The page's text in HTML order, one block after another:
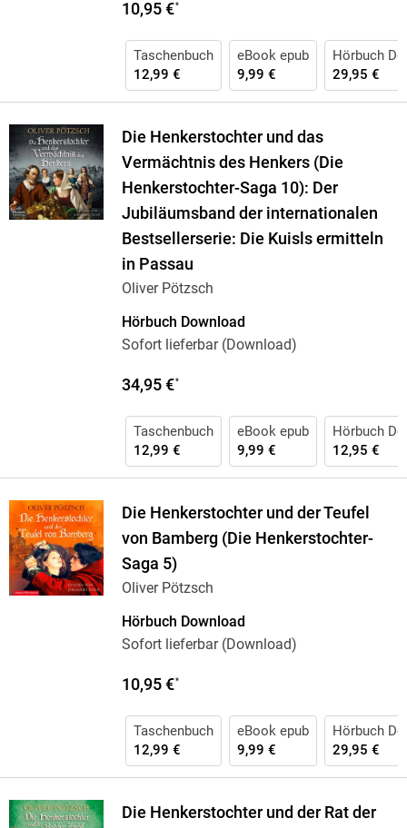
10,95 €*
Taschenbuch
12,99 €
eBook epub
9,99 €
Hörbuch
29,95 €
Die Henkerstochter und das
Vermächtnis des Henkers (Die
Henkerstochter-Saga 10): Der
Jubiläumsband der internationalen
Bestsellerserie: Die Kuisls ermitteln
in Passau
Oliver Pötzsch
Hörbuch Download
Sofort lieferbar (Download)
34,95 €*
Taschenbuch
12,99 €
eBook epub
9,99 €
Hörbuch
12,95 €
Die Henkerstochter und der Teufel
von Bamberg (Die Henkerstochter-
Saga 5)
Oliver Pötzsch
Hörbuch Download
Sofort lieferbar (Download)
10,95 €*
Taschenbuch
12,99 €
eBook epub
9,99 €
Hörbuch
29,95 €
Die Henkerstochter und der Rat der